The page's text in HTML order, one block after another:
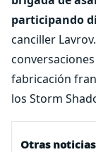
participando
canciller Lavrov.
fabricación
los Storm
Otras